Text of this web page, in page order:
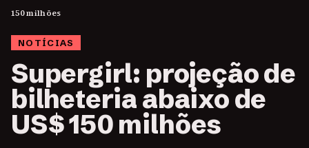
150 milhões
NOTÍCIAS
Supergirl: projeção de
bilheteria abaixo de
US$ 150 milhões